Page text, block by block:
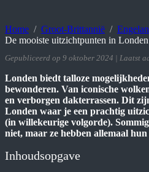
Home Groot-Brittannië
De mooiste uitzichtpunten in Londen
Gepubliceerd op 9 oktober 2024 | Laatst
Londen biedt talloze
bewonderen. Van iconische
en verborgen dakterrassen. Dit
Londen waar je een prachtig
(in willekeurige volgorde).
niet, maar ze hebben allemaal
Inhoudsopgave